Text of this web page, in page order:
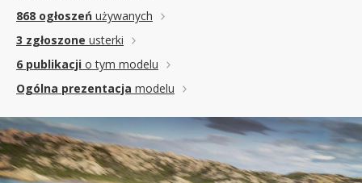
868 ogłoszeń używanych
3 zgłoszone usterki
6 publikacji o tym modelu
Ogólna prezentacja modelu